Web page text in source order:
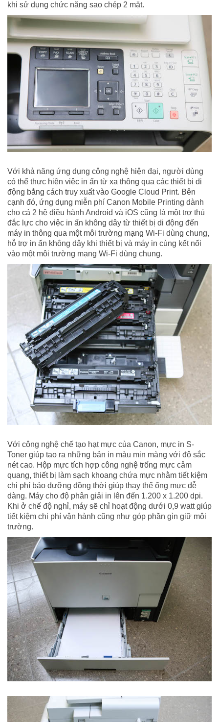
khi sử dụng chức năng sao chép 2 mặt.
Với khả năng ứng dụng công nghệ hiện đại, người dùng
có thể thực hiện việc in ấn từ xa thông qua các thiết bị di
động bằng cách truy xuất vào Google Cloud Print. Bên
cạnh đó, ứng dụng miễn phí Canon Mobile Printing dành
cho cả 2 hệ điều hành Android và iOS cũng là một trợ thủ
đắc lực cho việc in ấn không dây từ thiết bị di động đến
máy in thông qua một môi trường mạng Wi-Fi dùng chung,
hỗ trợ in ấn không dây khi thiết bị và máy in cùng kết nối
vào một môi trường mạng Wi-Fi dùng chung.
Với công nghệ chế tạo hạt mực của Canon, mực in S-
Toner giúp tạo ra những bản in màu mịn màng với độ sắc
nét cao. Hộp mực tích hợp công nghệ trống mực cảm
quang, thiết bị làm sạch khoang chứa mực nhằm tiết kiệm
chi phí bảo dưỡng đồng thời giúp thay thế ống mực dễ
dàng. Máy cho độ phân giải in lên đến 1.200 x 1.200 dpi.
Khi ở chế độ nghỉ, máy sẽ chỉ hoạt động dưới 0,9 watt giúp
tiết kiệm chi phí vận hành cũng như góp phần gìn giữ môi
trường.